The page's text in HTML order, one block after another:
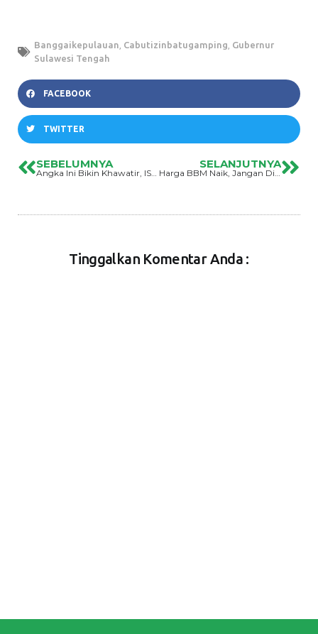
Banggaikepulauan Cabutizinbatugamping Gubernur
Sulawesi Tengah
FACEBOOK
TWITTER
SEBELUMNYA SELANJUTNYA
Tinggalkan Komentar Anda :